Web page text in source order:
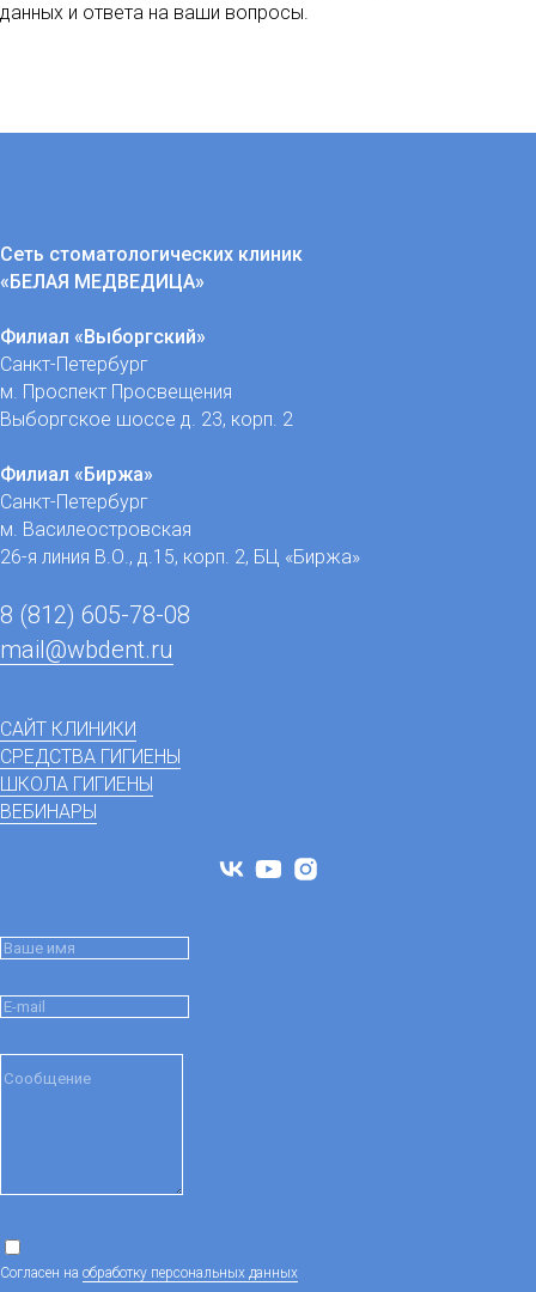
данных и ответа на ваши вопросы.
Сеть стоматологических клиник
«БЕЛАЯ МЕДВЕДИЦА»
Филиал «Выборгский»
Санкт-Петербург
м. Проспект Просвещения
Выборгское шоссе д. 23, корп. 2
Филиал «Биржа»
Санкт-Петербург
м. Василеостровская
26-я линия В.О., д.15, корп. 2, БЦ «Биржа»
8 (812) 605-78-08
mail@wbdent.ru
САЙТ КЛИНИКИ
СРЕДСТВА ГИГИЕНЫ
ШКОЛА ГИГИЕНЫ
ВЕБИНАРЫ
Согласен на обработку персональных данных